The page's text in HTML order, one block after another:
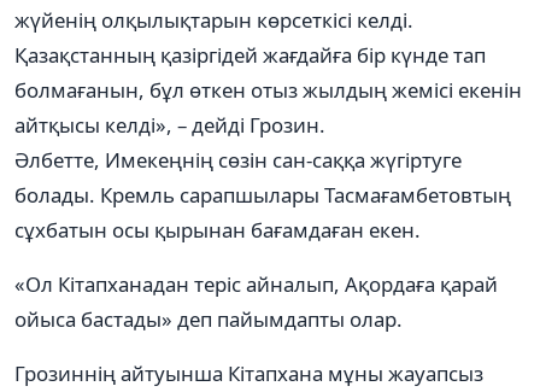
жүйенің олқылықтарын көрсеткісі келді.
Қазақстанның қазіргідей жағдайға бір күнде тап
болмағанын, бұл өткен отыз жылдың жемісі екенін
айтқысы келді», – дейді Грозин.
Әлбетте, Имекеңнің сөзін сан-саққа жүгіртуге
болады. Кремль сарапшылары Тасмағамбетовтың
сұхбатын осы қырынан бағамдаған екен.
«Ол Кітапханадан теріс айналып, Ақордаға қарай
ойыса бастады» деп пайымдапты олар.
Грозиннің айтуынша Кітапхана мұны жауапсыз